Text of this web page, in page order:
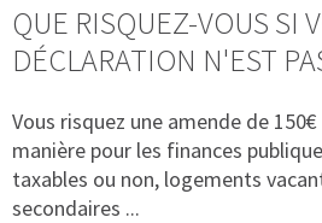
QUE RISQUEZ-VOUS SI
DÉCLARATION N'EST
Vous risquez une amende de
manière pour les finances
taxables ou non, logements
secondaires ...